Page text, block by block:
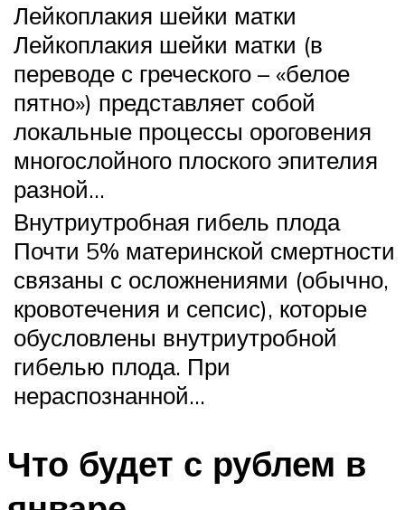
Лейкоплакия шейки матки
Лейкоплакия шейки матки (в
переводе с греческого – «белое
пятно») представляет собой
локальные процессы ороговения
многослойного плоского эпителия
разной…
Внутриутробная гибель плода
Почти 5% материнской смертности
связаны с осложнениями (обычно,
кровотечения и сепсис), которые
обусловлены внутриутробной
гибелью плода. При
нераспознанной…
Что будет с рублем в